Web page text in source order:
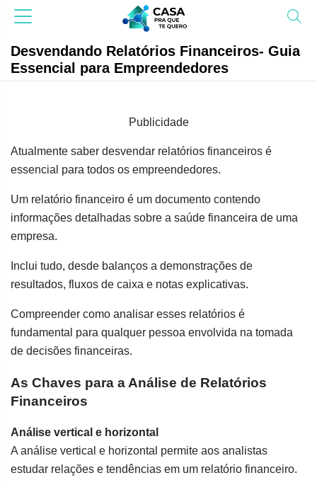
Desvendando Relatórios Financeiros- Guia
Essencial para Empreendedores
Publicidade
Atualmente saber desvendar relatórios financeiros é
essencial para todos os empreendedores.
Um relatório financeiro é um documento contendo
informações detalhadas sobre a saúde financeira de uma
empresa.
Inclui tudo, desde balanços a demonstrações de
resultados, fluxos de caixa e notas explicativas.
Compreender como analisar esses relatórios é
fundamental para qualquer pessoa envolvida na tomada
de decisões financeiras.
As Chaves para a Análise de Relatórios
Financeiros
Análise vertical e horizontal
A análise vertical e horizontal permite aos analistas
estudar relações e tendências em um relatório financeiro.